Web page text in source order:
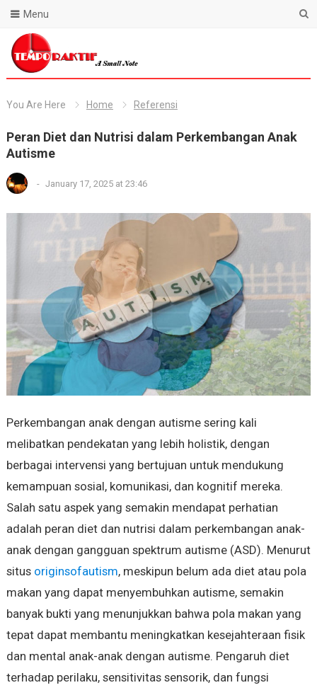
Blog Temporaktif
Menu
You Are Here Home Referensi
Peran Diet dan Nutrisi dalam Perkembangan Anak
Autisme
- January 17, 2025 at 23:46
Perkembangan anak dengan autisme sering kali
melibatkan pendekatan yang lebih holistik, dengan
berbagai intervensi yang bertujuan untuk mendukung
kemampuan sosial, komunikasi, dan kognitif mereka.
Salah satu aspek yang semakin mendapat perhatian
adalah peran diet dan nutrisi dalam perkembangan anak-
anak dengan gangguan spektrum autisme (ASD). Menurut
situs originsofautism, meskipun belum ada diet atau pola
makan yang dapat menyembuhkan autisme, semakin
banyak bukti yang menunjukkan bahwa pola makan yang
tepat dapat membantu meningkatkan kesejahteraan fisik
dan mental anak-anak dengan autisme. Pengaruh diet
terhadap perilaku, sensitivitas sensorik, dan fungsi